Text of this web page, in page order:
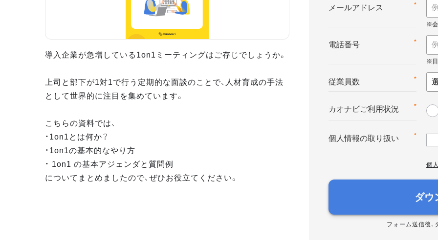
導入企業が急増している1on1ミーティングはご存じでしょうか。
上司と部下が1対1で行う定期的な面談のことで、人材育成の手法
として世界的に注目を集めています。
こちらの資料では、
・1on1とは何か？
・1on1の基本的なやり方
・ 1on1 の基本アジェンダと質問例
についてまとめましたので、ぜひお役立てください。
*
メールアドレス
*
電話番号
*
従業員数
*
カオナビご利用状況
*
個人情報の取り扱い
個
ダウ
フォーム送信後